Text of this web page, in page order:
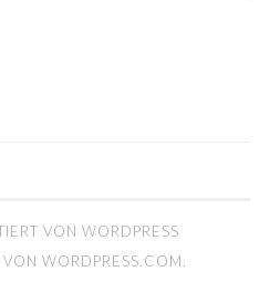
VON WORDPRESS
WORDPRESS.COM